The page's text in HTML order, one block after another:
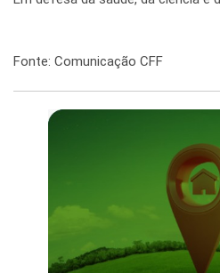
Fonte: Comunicação CFF